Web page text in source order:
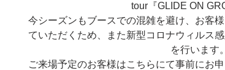
tour『GLIDE ON
今シーズンもブースでの混雑を避け、お客
ていただくため、また新型コロナウィルス
を行います。
ご来場予定のお客様はこちらにて事前にお